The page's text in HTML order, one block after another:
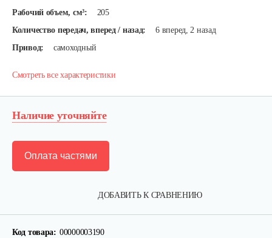
Рабочий объем, см³:
205
Количество передач, вперед / назад:
6 вперед, 2 назад
Привод:
самоходный
Смотреть все характеристики
Наличие уточняйте
ДОБАВИТЬ К СРАВНЕНИЮ
Оплата частями
Код товара: 00000003190